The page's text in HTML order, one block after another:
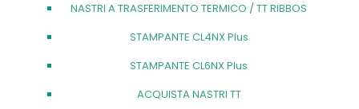
NASTRI A TRASFERIMENTO TERMICO / TT RIBBOS
STAMPANTE CL4NX Plus
STAMPANTE CL6NX Plus
ACQUISTA NASTRI TT